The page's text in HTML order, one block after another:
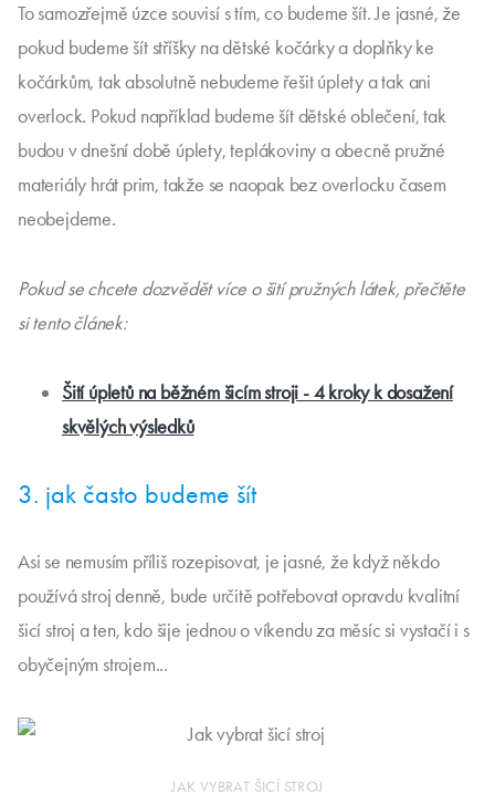
To samozřejmě úzce souvisí s tím, co budeme šít. Je jasné, že
pokud budeme šít stříšky na dětské kočárky a doplňky ke
kočárkům, tak absolutně nebudeme řešit úplety a tak ani
overlock. Pokud například budeme šít dětské oblečení, tak
budou v dnešní době úplety, teplákoviny a obecně pružné
materiály hrát prim, takže se naopak bez overlocku časem
neobejdeme.
Pokud se chcete dozvědět více o šití pružných látek, přečtěte
si tento článek:
Šití úpletů na běžném šicím stroji - 4 kroky k dosažení
skvělých výsledků
3. jak často budeme šít
Asi se nemusím příliš rozepisovat, je jasné, že když někdo
používá stroj denně, bude určitě potřebovat opravdu kvalitní
šicí stroj a ten, kdo šije jednou o víkendu za měsíc si vystačí i s
obyčejným strojem...
JAK VYBRAT ŠICÍ STROJ